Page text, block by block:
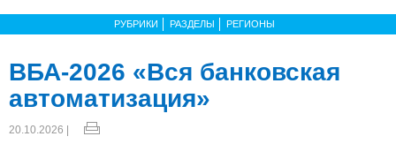
РУБРИКИ РАЗДЕЛЫ РЕГИОНЫ
ВБА-2026 «Вся банковская
автоматизация»
20.10.2026 |